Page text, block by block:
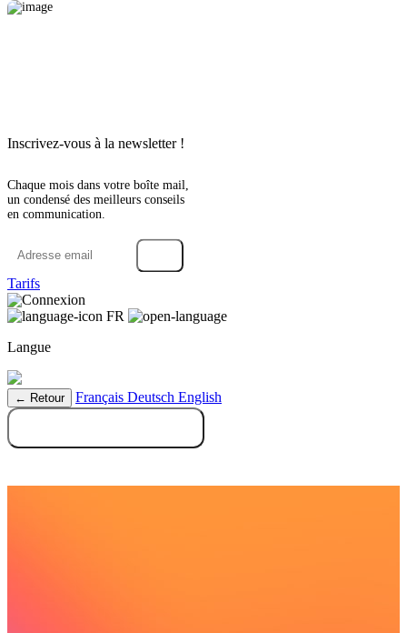
Inscrivez-vous à la newsletter !
Chaque mois dans votre boîte mail,
un condensé des meilleurs conseils
en communication.
Tarifs
Connexion
FR
Langue
← Retour Français Deutsch English